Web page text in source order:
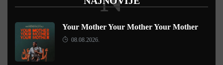
Your Mother Your Mother Your Mother
08.08.2026.